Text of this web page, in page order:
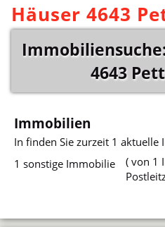
Häuser 4643
4643
Immobilien
Infinden Sie zurzeit 1 aktuelle
1 sonstige Immobilie
( von 1